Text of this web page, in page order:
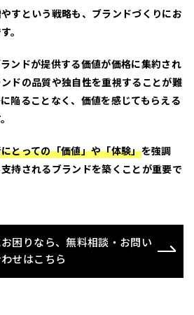
す という戦略も、ブランドづくりにお
。
ンドが提供する価値が価格に集約され
ドの品質や独自性を重視することが難
陥ることなく、価値を感じてもらえる
とっての「価値」や「体験」を強調
持されるブランドを築くことが重要で
困りなら、無料相談・お問い
せはこちら